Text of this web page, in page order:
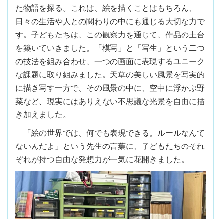
た物語を探る。これは、絵を描くことはもちろん、
日々の生活や人との関わりの中にも通じる大切な力で
す。子どもたちは、この観察力を通じて、作品の土台
を築いていきました。「模写」と「写生」という二つ
の技法を組み合わせ、一つの画面に表現するユニーク
な課題に取り組みました。天草の美しい風景を写実的
に描き写す一方で、その風景の中に、空中に浮かぶ野
菜など、現実にはありえない不思議な光景を自由に描
き加えました。
「絵の世界では、何でも表現できる。ルールなんて
ないんだよ」という先生の言葉に、子どもたちのそれ
ぞれが持つ自由な発想力が一気に花開きました。